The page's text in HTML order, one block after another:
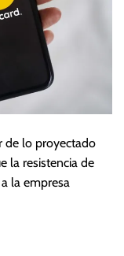
de lo proyectado
la resistencia de
la empresa